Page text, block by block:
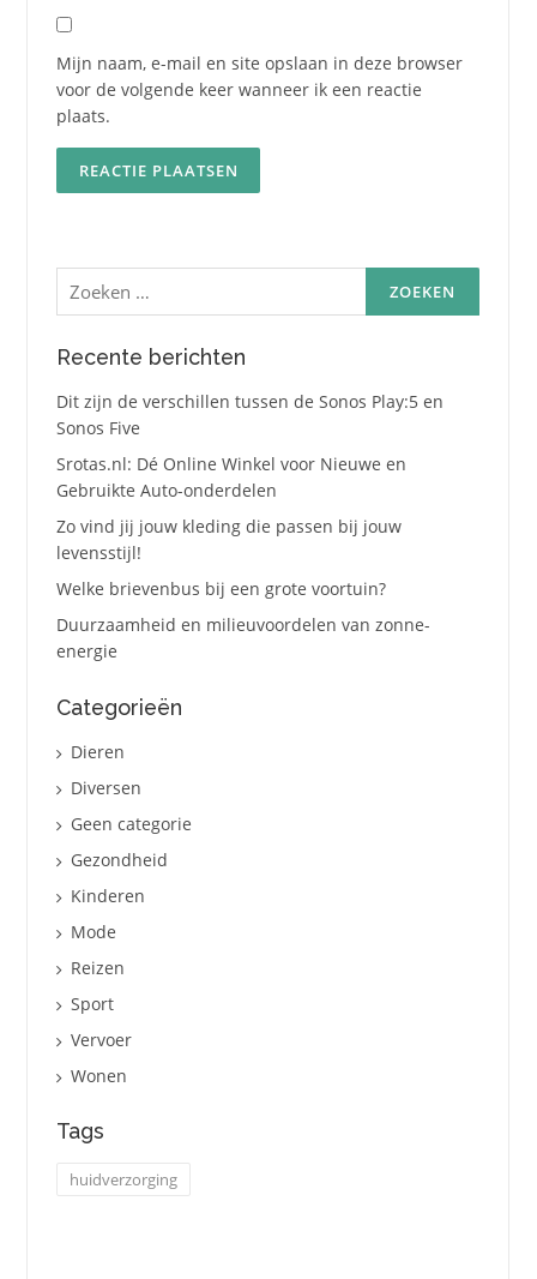
Mijn naam, e-mail en site opslaan in deze browser
voor de volgende keer wanneer ik een reactie
plaats.
Zoeken
naar:
Recente berichten
Dit zijn de verschillen tussen de Sonos Play:5 en
Sonos Five
Srotas.nl: Dé Online Winkel voor Nieuwe en
Gebruikte Auto-onderdelen
Zo vind jij jouw kleding die passen bij jouw
levensstijl!
Welke brievenbus bij een grote voortuin?
Duurzaamheid en milieuvoordelen van zonne-
energie
Categorieën
Dieren
Diversen
Geen categorie
Gezondheid
Kinderen
Mode
Reizen
Sport
Vervoer
Wonen
Tags
huidverzorging